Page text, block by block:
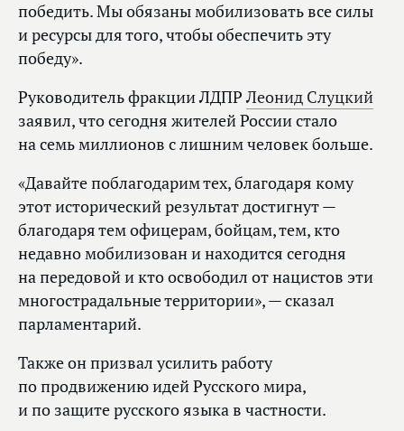
победить. Мы обязаны мобилизовать все силы
и ресурсы для того, чтобы обеспечить эту
победу».
Руководитель фракции ЛДПРЛеонид Слуцкий
заявил, что сегодня жителей России стало
на семь миллионов с лишним человек больше.
«Давайте поблагодарим тех, благодаря кому
этот исторический результат достигнут —
благодаря тем офицерам, бойцам, тем, кто
недавно мобилизован и находится сегодня
на передовой и кто освободил от нацистов эти
многострадальные территории», — сказал
парламентарий.
Также он призвал усилить работу
по продвижению идей Русского мира,
и по защите русского языка в частности.